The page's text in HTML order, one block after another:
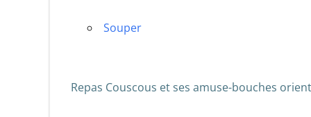
Souper
Repas Couscous et ses amuse-bouches